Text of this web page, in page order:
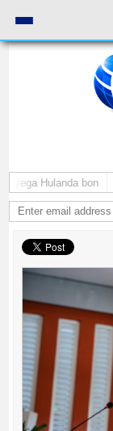
yega Hulanda bon